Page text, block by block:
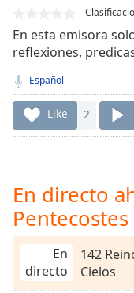
Type LIVE
Seek to
currently
behind
live
LIVE
Remaining
Time-
Playback
Rate
Chapters
En esta emisora
reflexiones,
Español
Like 2
En directo
En
directo
142
Cielos